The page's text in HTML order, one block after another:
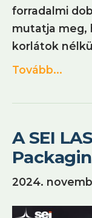
forradalmi
mutatja meg,
korlátok
Tovább...
A SEI
2024.